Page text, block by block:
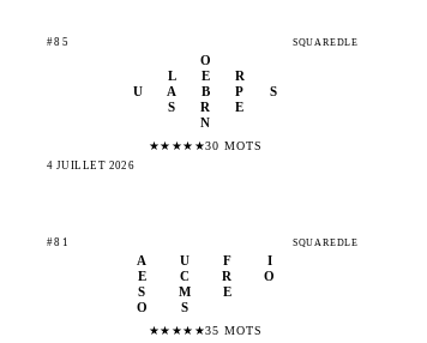
#85 SQUAREDLE
O
L
E
R
U
A B P
S
S
R
E
N
★★ ★★ ★30 MOTS
4 JUILLET 2026
#81 SQUAREDLE
A U F
I
E
C R
O
S
M
E
O
S
★★ ★★ ★35 MOTS